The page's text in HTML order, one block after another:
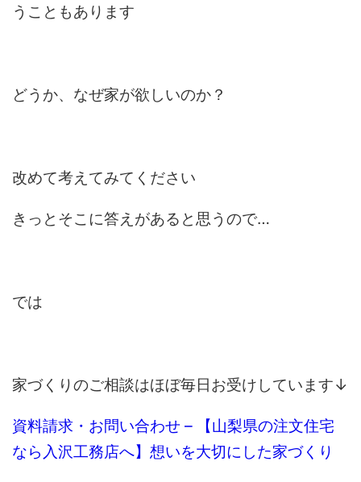
うこともあります
どうか、なぜ家が欲しいのか？
改めて考えてみてください
きっとそこに答えがあると思うので…
では
家づくりのご相談はほぼ毎日お受けしています↓
資料請求・お問い合わせ – 【山梨県の注文住宅
なら入沢工務店へ】想いを大切にした家づくり